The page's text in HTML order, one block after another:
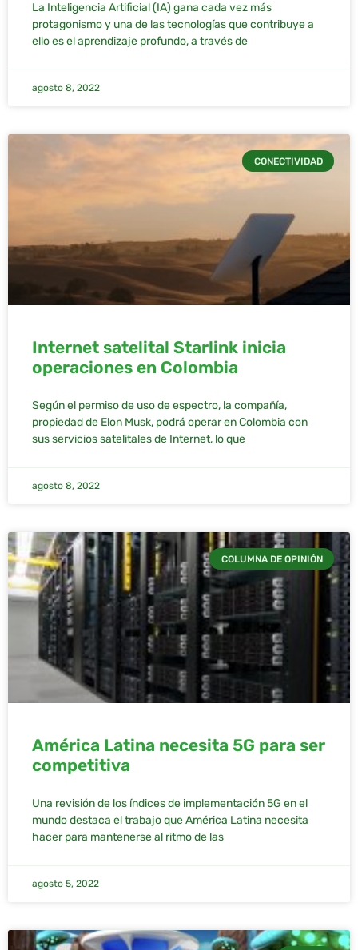
La Inteligencia Artificial (IA) gana cada vez más
protagonismo y una de las tecnologías que contribuye a
ello es el aprendizaje profundo, a través de
agosto 8, 2022
CONECTIVIDAD
Internet satelital Starlink inicia
operaciones en Colombia
Según el permiso de uso de espectro, la compañía,
propiedad de Elon Musk, podrá operar en Colombia con
sus servicios satelitales de Internet, lo que
agosto 8, 2022
COLUMNA DE OPINIÓN
América Latina necesita 5G para ser
competitiva
Una revisión de los índices de implementación 5G en el
mundo destaca el trabajo que América Latina necesita
hacer para mantenerse al ritmo de las
agosto 5, 2022